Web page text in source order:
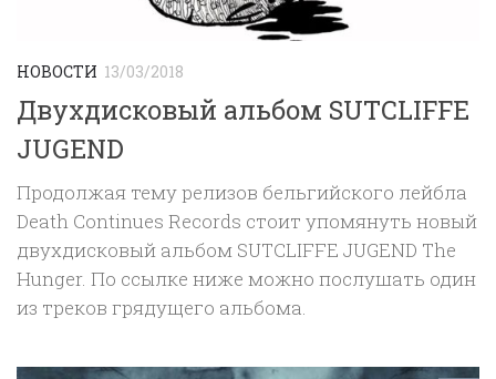
НОВОСТИ 13/03/2018
Двухдисковый альбом SUTCLIFFE
JUGEND
Продолжая тему релизов бельгийского лейбла
Death Continues Records стоит упомянуть новый
двухдисковый альбом SUTCLIFFE JUGEND The
Hunger. По ссылке ниже можно послушать один
из треков грядущего альбома.